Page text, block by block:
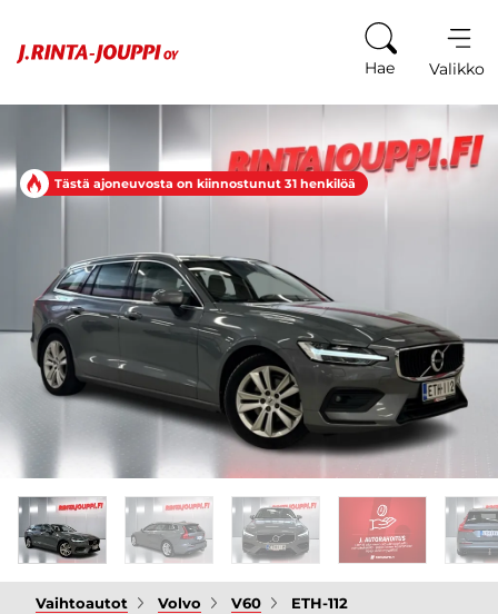
Hae Valikko
Tästä ajoneuvosta on kiinnostunut 31 henkilöä
Vaihtoautot Volvo V60 ETH-112